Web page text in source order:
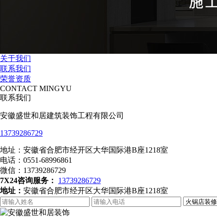
关于我们
联系我们
荣誉资质
CONTACT MINGYU
联系我们
安徽盛世和居建筑装饰工程有限公司
13739286729
地址：安徽省合肥市经开区大华国际港B座1218室
电话：0551-68996861
微信：13739286729
7X24咨询服务：
13739286729
地址： 安徽省合肥市经开区大华国际港B座1218室